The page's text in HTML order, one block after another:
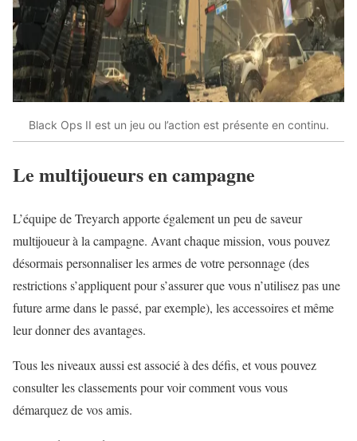
Black Ops II est un jeu ou l’action est présente en continu.
Le multijoueurs en campagne
L’équipe de Treyarch apporte également un peu de saveur
multijoueur à la campagne. Avant chaque mission, vous pouvez
désormais personnaliser les armes de votre personnage (des
restrictions s’appliquent pour s’assurer que vous n’utilisez pas une
future arme dans le passé, par exemple), les accessoires et même
leur donner des avantages.
Tous les niveaux aussi est associé à des défis, et vous pouvez
consulter les classements pour voir comment vous vous
démarquez de vos amis.